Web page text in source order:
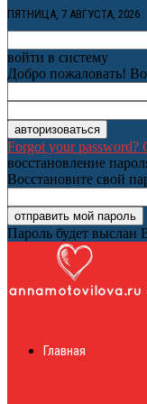
ПЯТНИЦА, 7 АВГУСТА, 2026
войти в систему
Добро пожаловать!
Forgot your password?
восстановление
Восстановите свой
Пароль будет выслан
Главная